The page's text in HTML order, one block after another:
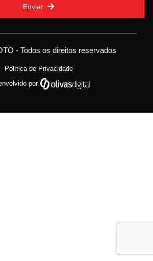
Enviar
- Todos os direitos reservados
Política de Privacidade
por